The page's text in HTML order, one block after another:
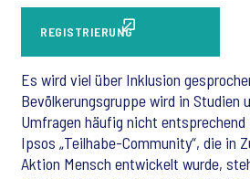
REGISTRIERUNG
Es wird viel über Inklusion
Bevölkerungsgruppe wird in Studien
Umfragen häufig nicht
Ipsos „Teilhabe-Community“, die in
Aktion Mensch entwickelt wurde,